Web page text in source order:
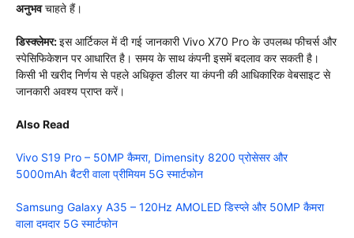
अनुभवचाहते हैं।
डिस्क्लेमर:इस आर्टिकल में दी गई जानकारी Vivo X70 Pro के उपलब्ध फीचर्स और
स्पेसिफिकेशन पर आधारित है। समय के साथ कंपनी इसमें बदलाव कर सकती है।
किसी भी खरीद निर्णय से पहले अधिकृत डीलर या कंपनी की आधिकारिक वेबसाइट से
जानकारी अवश्य प्राप्त करें।
Also Read
Vivo S19 Pro – 50MP कैमरा, Dimensity 8200 प्रोसेसर और
5000mAh बैटरी वाला प्रीमियम 5G स्मार्टफोन
Samsung Galaxy A35 – 120Hz AMOLED डिस्प्ले और 50MP कैमरा
वाला दमदार 5G स्मार्टफोन